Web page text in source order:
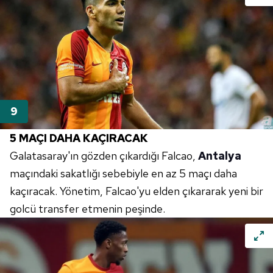
6698 sayılı Kişisel Verilerin Korunması Kanunu uyarınca
hazırlanmış Aydınlatma Metnimizi okumak ve sitemizde
ilgili mevzuata uygun olarak kullanılan çerezlerle ilgili bilgi
almak için lütfentıklayınız.
5 MAÇI DAHA KAÇIRACAK
Galatasaray'ın gözden çıkardığı Falcao, Antalya
maçındaki sakatlığı sebebiyle en az 5 maçı daha
kaçıracak. Yönetim, Falcao'yu elden çıkararak yeni bir
golcü transfer etmenin peşinde.